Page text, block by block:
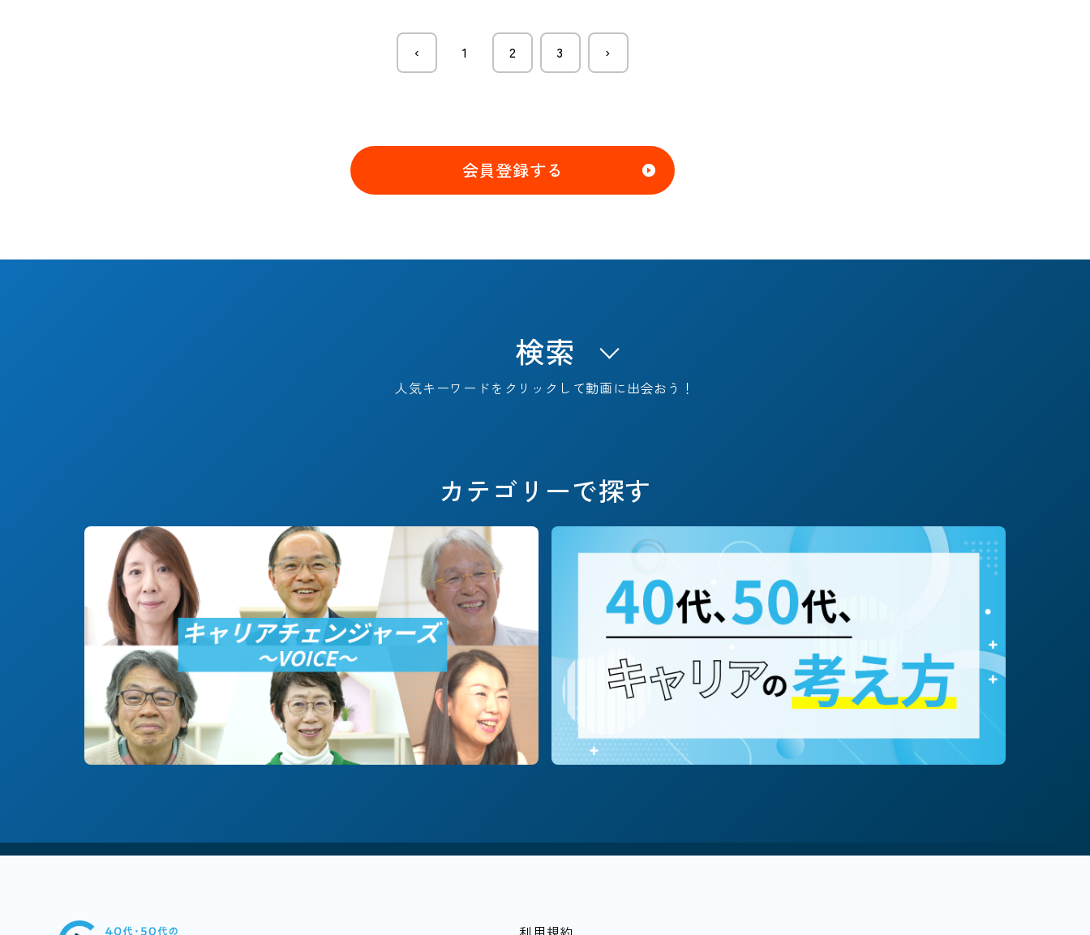
‹ 1 2 3 ›
会員登録する
検索
人気キーワードをクリックして動画に出会おう！
キャリアフェーズで探す
#決断までのSTORY #これからのSTORY #定年退職 #早期退職 #転職/再就職
職種別に探す
#技術/開発職/エンジニア #営業 #企画/マーケ #コーポレート #専門職（コンサルタント等）
#中堅中小企業
#越境学習 #落とし穴 #家計 #80歳まで働く
カテゴリーで探す